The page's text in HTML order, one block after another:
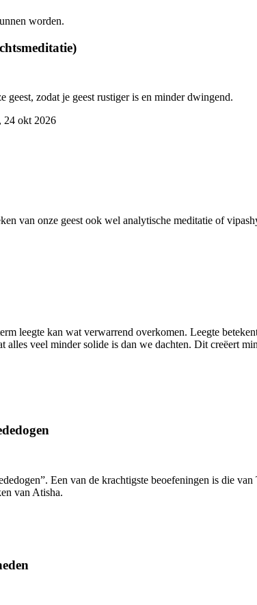
worden.
geest, zodat je geest rustiger is en minder dwingend.
24 okt 2026
van onze geest ook wel analytische meditatie of
leegte kan wat verwarrend overkomen. Leegte
alles veel minder solide is dan we dachten. Dit creëert
Een van de krachtigste beoefeningen is die
van Atisha.